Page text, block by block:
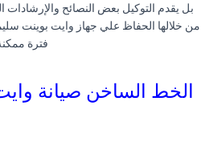
بل يقدم التوكيل بعض النصائح والإرشادات
من خلالها الحفاظ علي جهاز وايت بوينت
فترة
الخط الساخن صيانة